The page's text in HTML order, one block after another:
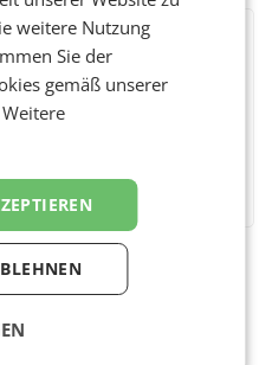
weitere Nutzung
Sie der
gemäß unserer
Weitere